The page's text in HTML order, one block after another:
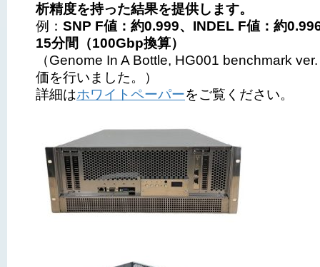
析精度を持った結果を提供します。
例： SNP F値：約0.999、INDEL F値：約
15分間（100Gbp換算）
（Genome In A Bottle, HG001 benchmark
価を行いました。）
詳細はホワイトペーパーをご覧ください。